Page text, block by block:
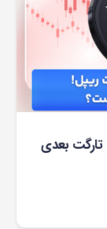
تارگت بعدی